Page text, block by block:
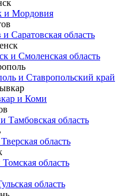
и Мордовия
и Саратовская область
и Смоленская область
и Ставропольский край
и Коми
Тамбовская область
область
область
область